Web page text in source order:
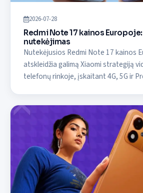
2026-07-28
Redmi Note 17 kainos
nutekėjimas
Nutekėjusios Redmi Note 17 kainos
atskleidžia galimą Xiaomi strategiją
telefonų rinkoje, įskaitant 4G, 5G ir